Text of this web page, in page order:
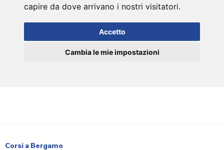
capire da dove arrivano i nostri visitatori.
Accetto
Cambia le mie impostazioni
Corsi a Bergamo